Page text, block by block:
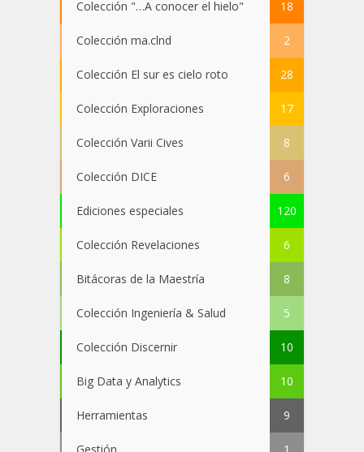
Colección "…A conocer el hielo" 18
Colección ma.clnd 2
Colección El sur es cielo roto 28
Colección Exploraciones 17
Colección Varii Cives 8
Colección DICE 6
Ediciones especiales 120
Colección Revelaciones 6
Bitácoras de la Maestría 8
Colección Ingeniería & Salud 5
Colección Discernir 10
Big Data y Analytics 10
Herramientas 9